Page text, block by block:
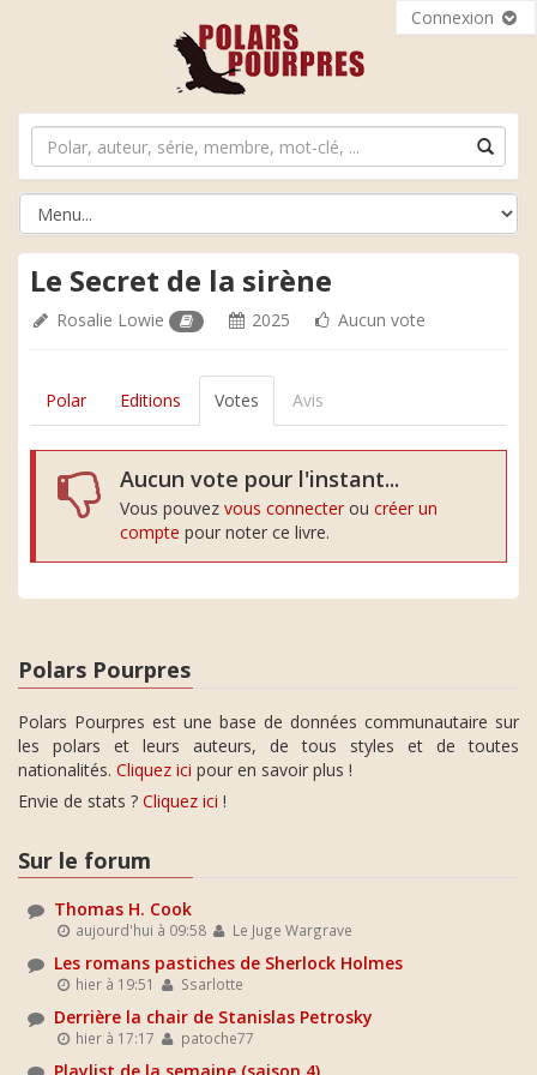
Connexion
Le Secret de la sirène
Rosalie Lowie 2025 Aucun vote
Polar Editions Votes Avis
Aucun vote pour l'instant...
Vous pouvez vous connecter ou créer un
compte pour noter ce livre.
Polars Pourpres
Polars Pourpres est une base de données communautaire sur
les polars et leurs auteurs, de tous styles et de toutes
nationalités. Cliquez ici pour en savoir plus !
Envie de stats ? Cliquez ici !
Sur le forum
Thomas H. Cook
aujourd'hui à 09:58 Le Juge Wargrave
Les romans pastiches de Sherlock Holmes
hier à 19:51 Ssarlotte
Derrière la chair de Stanislas Petrosky
hier à 17:17 patoche77